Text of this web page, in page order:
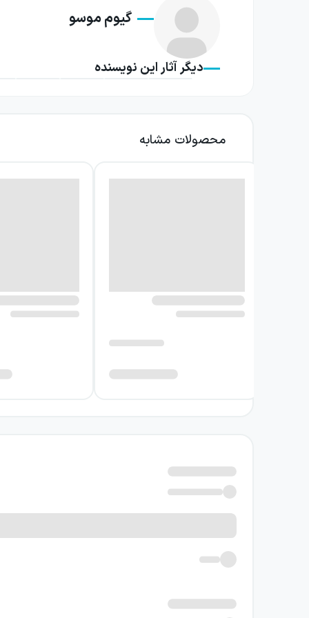
پلیس بوده است.
جست‌وجوی این دو، آن‌ها را از فرانسه به
ایجاد می‌کند و هر اطلاعات جدید، تصویر
رمان در بازه‌ای کوتاه، حدود سه روز، پیش
دلیل، فضای کتاب بر تعلیق، کشف تدریجی و
تصمیم‌های رافائل را نیز زیرورو می‌کنند.
نویسنده کتاب دختر بروکلین
رویکرد موسو در دختر بروکلین بر آشکارکردن
و هر کشف تازه، رابطه شخصیت‌ها را در معرض
اگر به رمان‌های معمایی و جنایی با فضای
نامطمئن و رابطه‌هایی که با حقیقت به چالش
گیوم موسو
دیگر آثار این نویسنده
محصولات مشابه